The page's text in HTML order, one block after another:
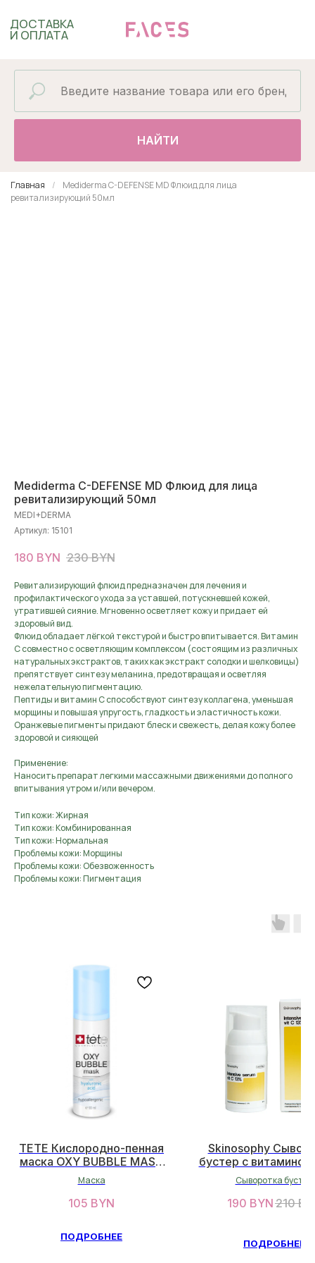
И ОПЛАТА
НАЙТИ
Главная
Mediderma C-DEFENSE MD Флюид для лица
ревитализирующий 50мл
Mediderma C-DEFENSE MD Флюид для лица
ревитализирующий 50мл
MEDI+DERMA
Артикул: 15101
180 BYN 230 BYN
Ревитализирующий флюид предназначен для лечения и
профилактического ухода за уставшей, потускневшей кожей,
утратившей сияние. Мгновенно осветляет кожу и придает ей
здоровый вид.
Флюид обладает лёгкой текстурой и быстро впитывается. Витамин
С совместно с осветляющим комплексом (состоящим из различных
натуральных экстрактов, таких как экстракт солодки и шелковицы)
препятствует синтезу меланина, предотвращая и осветляя
нежелательную пигментацию.
Пептиды и витамин С способствуют синтезу коллагена, уменьшая
морщины и повышая упругость, гладкость и эластичность кожи.
Оранжевые пигменты придают блеск и свежесть, делая кожу более
здоровой и сияющей
Применение:
Наносить препарат легкими массажными движениями до полного
впитывания утром и/или вечером.
Тип кожи: Жирная
Тип кожи: Комбинированная
Тип кожи: Нормальная
Проблемы кожи: Морщины
Проблемы кожи: Обезвоженность
Проблемы кожи: Пигментация
TETE Кислородно-пенная
маска OXY BUBBLE MASK
30 мл
Маска
105 BYN
ПОДРОБНЕЕ
Skinosophy
бустер с
30мл
Сыворотка бустер
190 BYN210
ПОДРОБНЕЕ
НЕ НАШЛИ НУЖНЫЙ ТОВАР?
Оставьте свои данные, и мы
вскоре свяжемся с вами